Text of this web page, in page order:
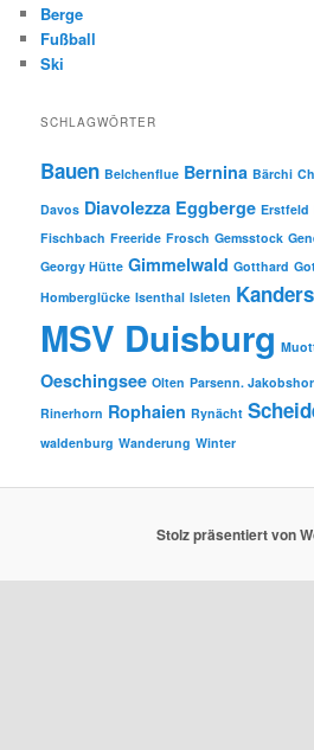
Berge
Fußball
Ski
SCHLAGWÖRTER
Bauen Belchenflue Bernina Bärchi
Davos Diavolezza Eggberge Erstfeld
Fischbach Freeride Frosch Gemsstock
Georgy Hütte Gimmelwald Gotthard
Homberglücke Isenthal Isleten
MSV Duisburg
Oeschingsee Olten Parsenn.
Rinerhorn Rophaien Rynächt
waldenburg Wanderung Winter
Stolz präsentiert von